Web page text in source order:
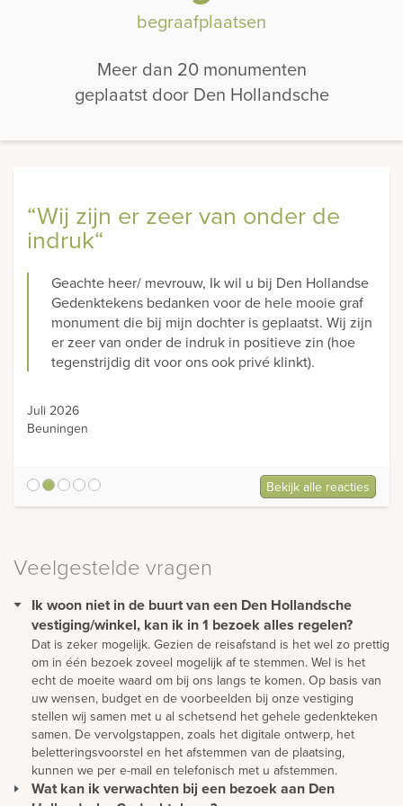
begraafplaatsen
Meer dan 20 monumenten
geplaatst door Den Hollandsche
Bekijk alle reacties
“Wij zijn er zeer van onder de
indruk“
Geachte heer/ mevrouw, Ik wil u bij Den Hollandse
Gedenktekens bedanken voor de hele mooie graf
monument die bij mijn dochter is geplaatst. Wij zijn
er zeer van onder de indruk in positieve zin (hoe
tegenstrijdig dit voor ons ook privé klinkt).
Juli 2026
Beuningen
Veelgestelde vragen
Ik woon niet in de buurt van een Den Hollandsche
vestiging/winkel, kan ik in 1 bezoek alles regelen?
Dat is zeker mogelijk. Gezien de reisafstand is het wel zo prettig
om in één bezoek zoveel mogelijk af te stemmen. Wel is het
echt de moeite waard om bij ons langs te komen. Op basis van
uw wensen, budget en de voorbeelden bij onze vestiging
stellen wij samen met u al schetsend het gehele gedenkteken
samen. De vervolgstappen, zoals het digitale ontwerp, het
beletteringsvoorstel en het afstemmen van de plaatsing,
kunnen we per e-mail en telefonisch met u afstemmen.
Wat kan ik verwachten bij een bezoek aan Den